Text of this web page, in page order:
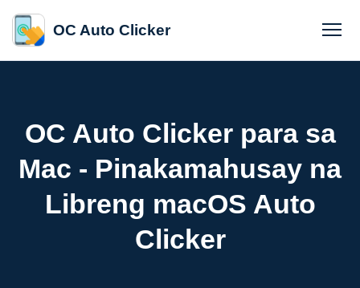
OC Auto Clicker
OC Auto Clicker para sa
Mac - Pinakamahusay na
Libreng macOS Auto
Clicker